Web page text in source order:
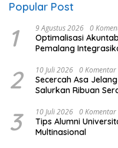
Popular Post
1 9 Agustus 2026 0
​Optimalisasi
Pemalang
2 10 Juli 2026 0 Komentar
Secercah Asa
Salurkan Ribuan
3 10 Juli 2026 0 Komentar
Tips Alumni
Multinasional